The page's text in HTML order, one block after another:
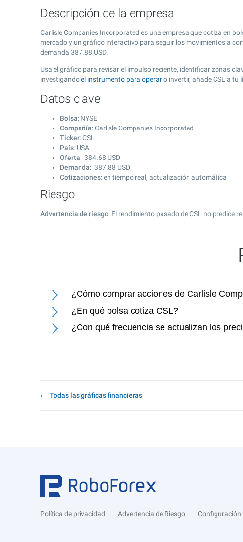
Descripción de la empresa
Carlisle Companies Incorporated es una empresa que cotiza en
mercado y un gráfico interactivo para seguir los movimientos a
demanda 387.88 USD.
Usa el gráfico para revisar el impulso reciente, identificar zonas
investigandoel instrumento para operaro invertir, añade CSL a tu
Datos clave
Bolsa: NYSE
Compañía: Carlisle Companies Incorporated
Ticker: CSL
País: USA
Oferta: 384.68 USD
Demanda: 387.88 USD
Cotizaciones: en tiempo real, actualización automática
Riesgo
Advertencia de riesgo: El rendimiento pasado de CSL no predice
¿Cómo comprar acciones de Carlisle
¿En qué bolsa cotiza CSL?
¿Con qué frecuencia se actualizan los
Todas las gráficas financieras
Política de privacidad Advertencia de Riesgo Configuración